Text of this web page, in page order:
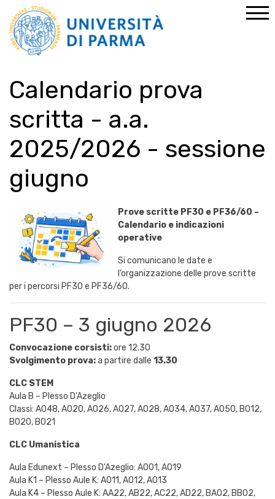
Home
Calendario prova scritta - a.a. 2025/2026 - sessione
giugno
Calendario prova
scritta - a.a.
2025/2026 - sessione
giugno
Prove scritte PF30 e PF36/60 –
Calendario e indicazioni
operative
Si comunicano le date e
l’organizzazione delle prove scritte
per i percorsi PF30 e PF36/60.
PF30 – 3 giugno 2026
Convocazione corsisti:ore 12.30
Svolgimento prova:a partire dalle 13.30
CLC STEM
Aula B – Plesso D’Azeglio
Classi: A048, A020, A026, A027, A028, A034, A037, A050, B012,
B020, B021
CLC Umanistica
Aula Edunext – Plesso D’Azeglio: A001, A019
Aula K1 – Plesso Aule K: A011, A012, A013
Aula K4 – Plesso Aule K: AA22, AB22, AC22, AD22, BA02, BB02,